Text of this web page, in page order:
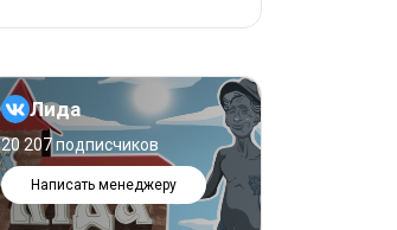
Лида
20 207 подписчиков
Написать менеджеру